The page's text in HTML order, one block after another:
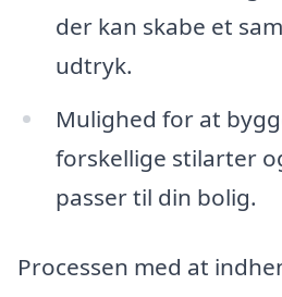
der kan skabe et
udtryk.
Mulighed for at
forskellige stilarter
passer til din bolig.
Processen med at